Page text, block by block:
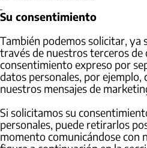
Su consentimiento
También podemos solicitar, ya
través de nuestros terceros de
consentimiento expreso por
datos personales, por ejemplo,
nuestros mensajes de
Si solicitamos su
personales, puede retirarlos
momento comunicándose con